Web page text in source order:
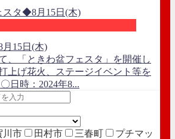
15日(木)
、「ときわ盆フェスタ」を開催し
上げ花火、ステージイベント等を
日時：2024年8...
川市 田村市 三春町
プチマッ